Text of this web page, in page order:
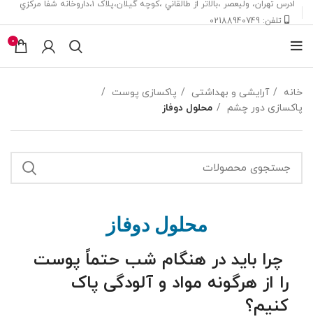
ادرس تهران، ‎وليعصر ،بالاتر از طالقاني ،كوچه گيلان،پلاک ۱،داروخانه شفا مركزي
تلفن: 02188940749
0
خانه آرایشی و بهداشتی
پاکسازی پوست
پاکسازی دور چشم
محلول دوفاز
محلول دوفاز
چرا باید در هنگام شب حتماً پوست
را از هرگونه مواد و آلودگی پاک
کنیم؟